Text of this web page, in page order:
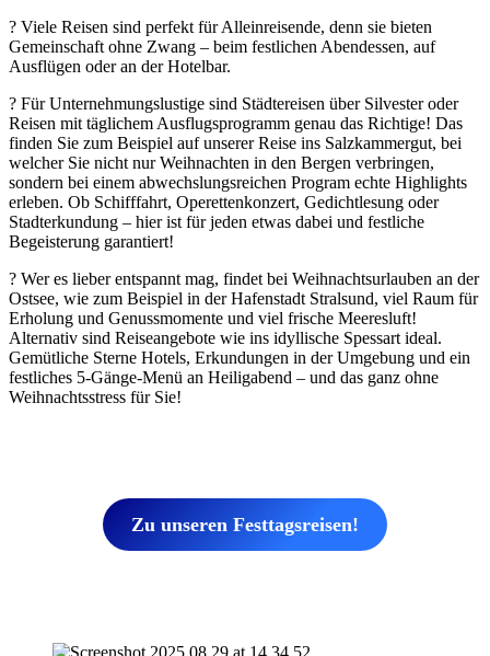
? Viele Reisen sind perfekt für Alleinreisende, denn sie bieten
Gemeinschaft ohne Zwang – beim festlichen Abendessen, auf
Ausflügen oder an der Hotelbar.
? Für Unternehmungslustige sind Städtereisen über Silvester oder
Reisen mit täglichem Ausflugsprogramm genau das Richtige! Das
finden Sie zum Beispiel auf unserer Reise ins Salzkammergut, bei
welcher Sie nicht nur Weihnachten in den Bergen verbringen,
sondern bei einem abwechslungsreichen Program echte Highlights
erleben. Ob Schifffahrt, Operettenkonzert, Gedichtlesung oder
Stadterkundung – hier ist für jeden etwas dabei und festliche
Begeisterung garantiert!
? Wer es lieber entspannt mag, findet bei Weihnachtsurlauben an der
Ostsee, wie zum Beispiel in der Hafenstadt Stralsund, viel Raum für
Erholung und Genussmomente und viel frische Meeresluft!
Alternativ sind Reiseangebote wie ins idyllische Spessart ideal.
Gemütliche Sterne Hotels, Erkundungen in der Umgebung und ein
festliches 5-Gänge-Menü an Heiligabend – und das ganz ohne
Weihnachtsstress für Sie!
Zu unseren Festtagsreisen!